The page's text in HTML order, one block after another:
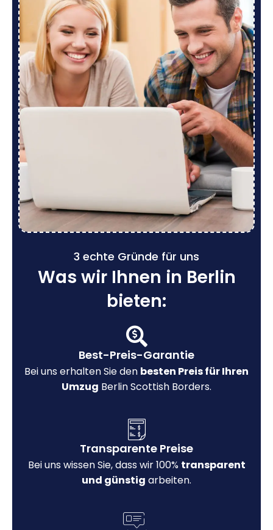
3 echte Gründe für uns
Was wir Ihnen in Berlin
bieten:
Best-Preis-Garantie
Bei uns erhalten Sie den besten Preis für Ihren
Umzug Berlin Scottish Borders.
Transparente Preise
Bei uns wissen Sie, dass wir 100% transparent
und günstig arbeiten.